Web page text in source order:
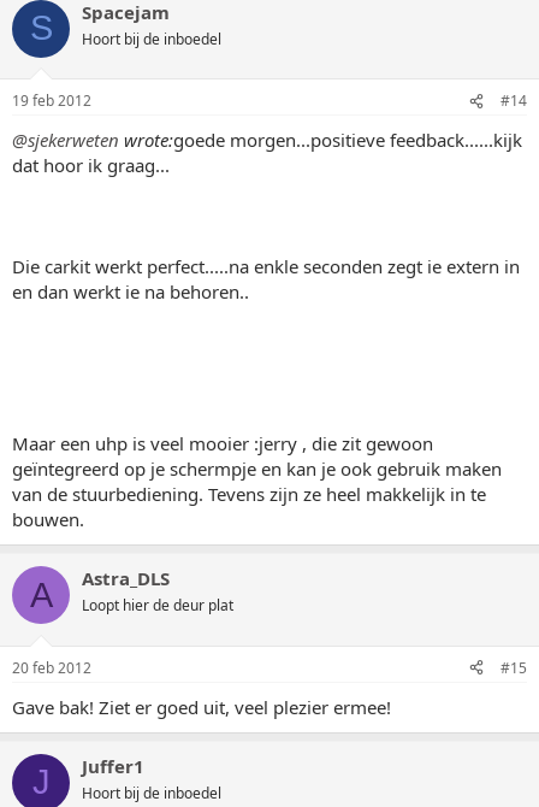
S Spacejam
Hoort bij de inboedel
19 feb 2012 #14
@sjekerweten wrote:goede morgen...positieve feedback......kijk
dat hoor ik graag...
Die carkit werkt perfect.....na enkle seconden zegt ie extern in
en dan werkt ie na behoren..
Maar een uhp is veel mooier :jerry , die zit gewoon
geïntegreerd op je schermpje en kan je ook gebruik maken
van de stuurbediening. Tevens zijn ze heel makkelijk in te
bouwen.
A Astra_DLS
Loopt hier de deur plat
20 feb 2012 #15
Gave bak! Ziet er goed uit, veel plezier ermee!
J Juffer1
Hoort bij de inboedel